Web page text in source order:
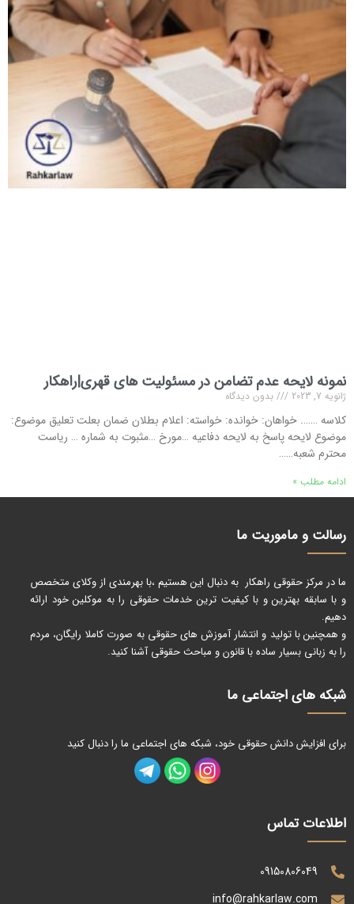
نمونه لایحه عدم تضامن در مسئولیت های قهری|راهکار
ژانویه 7, 2023 بدون دیدگاه
کلاسه ……. خواهان: خوانده: خواسته: اعلام بطلان ضمان بعلت تعلیق موضوع:
موضوع لایحه پاسخ به لایحه دفاعیه …مورخ …مثبوت به شماره … ریاست
محترم شعبه……
ادامه مطلب »
رسالت و ماموریت ما
ما در مرکز حقوقی راهکار به دنبال این هستیم ،با بهرمندی از وکلای متخصص
و با سابقه بهترین و با کیفیت ترین خدمات حقوقی را به موکلین خود ارائه
دهیم.
و همچنین با تولید و انتشار آموزش های حقوقی به صورت کاملا رایگان، مردم
را به زبانی بسیار ساده با قانون و مباحث حقوقی آشنا کنید.
شبکه های اجتماعی ما
برای افزایش دانش حقوقی خود، شبکه های اجتماعی ما را دنبال کنید
اطلاعات تماس
09150806049
info@rahkarlaw.com